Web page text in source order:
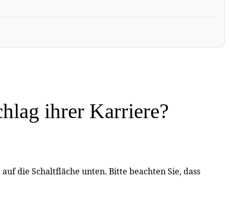
ihrer Karriere?
die Schaltfläche unten. Bitte beachten Sie, dass